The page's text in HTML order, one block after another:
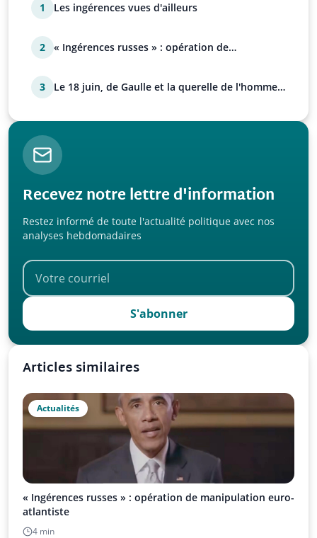
1 Les ingérences vues d'ailleurs
2
« Ingérences russes » : opération de
3
Le 18 juin, de Gaulle et la querelle de l'homme
Recevez notre lettre d'information
Restez informé de toute l'actualité politique avec nos
analyses hebdomadaires
S'abonner
Articles similaires
Actualités
« Ingérences russes » : opération de manipulation euro-
atlantiste
4 min